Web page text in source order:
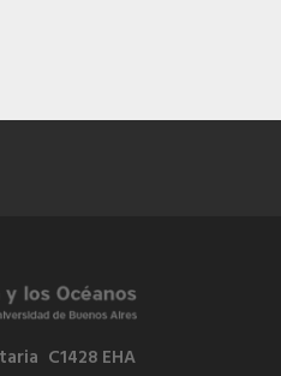
C1428 EHA